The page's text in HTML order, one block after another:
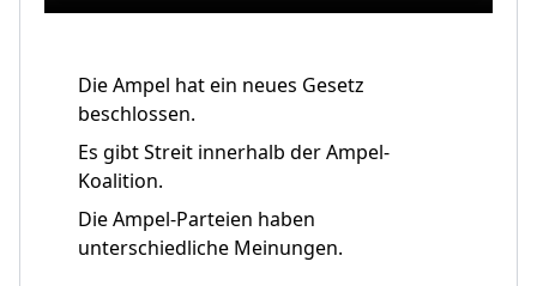
Die Ampel hat ein neues Gesetz
beschlossen.
Es gibt Streit innerhalb der Ampel-
Koalition.
Die Ampel-Parteien haben
unterschiedliche Meinungen.